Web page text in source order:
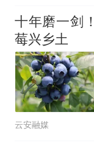
十年磨一剑
莓兴乡土
云安融媒